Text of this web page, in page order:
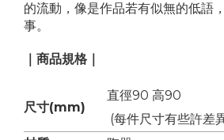
的流動，像是作品若有似無的低語
事。
｜商品規格｜
尺寸(mm)
直徑90 高90
(每件尺寸有些許差